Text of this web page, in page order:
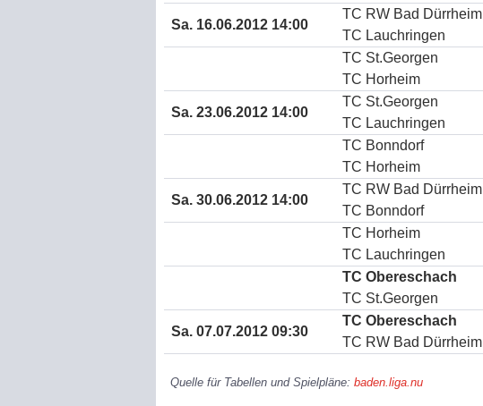
Sa. 16.06.2012 14:00
TC RW Bad Dürrheim
TC Lauchringen
TC St.Georgen
TC Horheim
Sa. 23.06.2012 14:00
TC St.Georgen
TC Lauchringen
TC Bonndorf
TC Horheim
Sa. 30.06.2012 14:00
TC RW Bad Dürrheim
TC Bonndorf
TC Horheim
TC Lauchringen
TC Obereschach
TC St.Georgen
Sa. 07.07.2012 09:30
TC Obereschach
TC RW Bad Dürrheim
Quelle für Tabellen und Spielpläne: baden.liga.nu